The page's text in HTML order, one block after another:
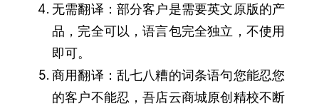
无需翻译：部分客户是需要英文原版的产
品，完全可以，语言包完全独立，不使用
即可。
商用翻译：乱七八糟的词条语句您能忍您
的客户不能忍，吾店云商城原创精校不断